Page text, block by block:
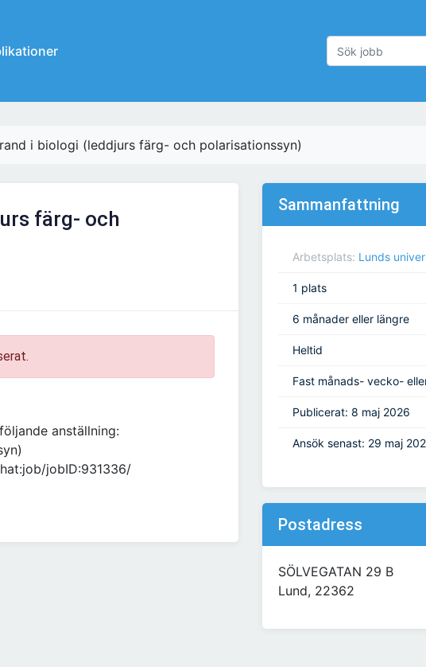
i biologi (leddjurs färg- och polarisationssyn)
färg- och
anställning:
jobID:931336/
Sammanfattning
Arbetsplats: Lunds
1 plats
6 månader eller längre
Heltid
Fast månads- vecko-
Publicerat: 8 maj 2026
Ansök senast: 29 maj
Postadress
SÖLVEGATAN 29 B
Lund, 22362